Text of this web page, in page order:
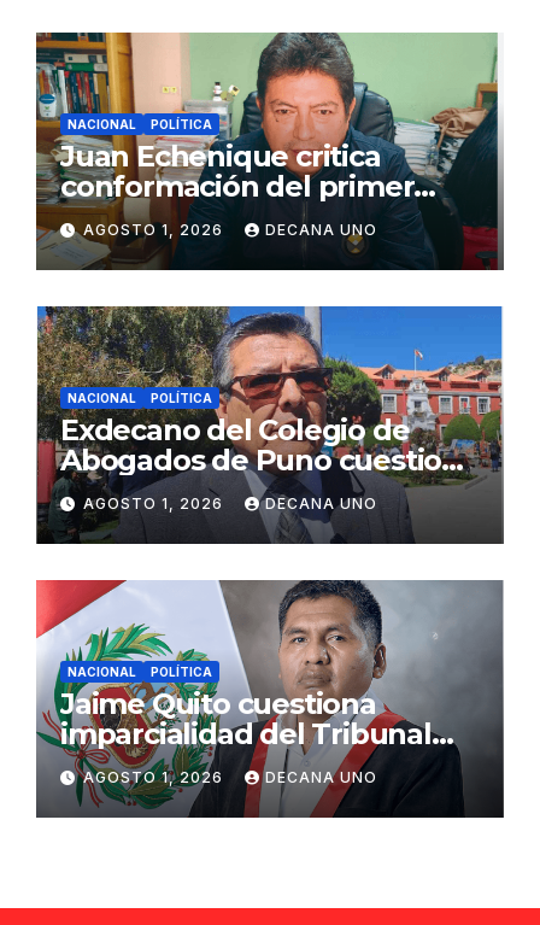
NACIONAL POLÍTICA
Juan Echenique critica
conformación del primer
gabinete ministerial de Keiko
Fujimori
AGOSTO 1, 2026 DECANA UNO
NACIONAL POLÍTICA
Exdecano del Colegio de
Abogados de Puno cuestiona
propuestas sobre seguridad
ciudadana
AGOSTO 1, 2026 DECANA UNO
NACIONAL POLÍTICA
Jaime Quito cuestiona
imparcialidad del Tribunal
Constitucional tras liberación
de Ollanta Humala
AGOSTO 1, 2026 DECANA UNO